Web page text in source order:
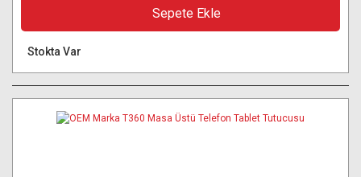
Sepete Ekle
Stokta Var